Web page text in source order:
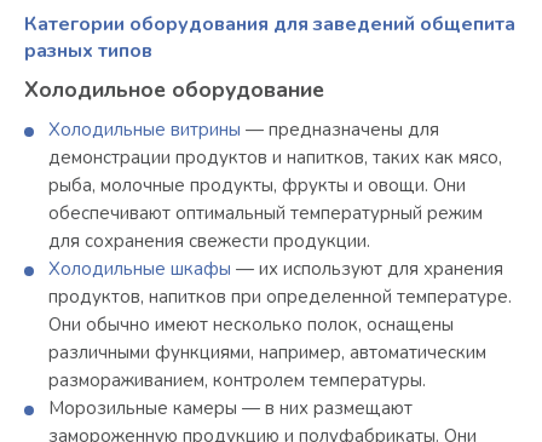
Категории оборудования для заведений общепита
разных типов
Холодильное оборудование
Холодильные витрины — предназначены для
демонстрации продуктов и напитков, таких как мясо,
рыба, молочные продукты, фрукты и овощи. Они
обеспечивают оптимальный температурный режим
для сохранения свежести продукции.
Холодильные шкафы — их используют для хранения
продуктов, напитков при определенной температуре.
Они обычно имеют несколько полок, оснащены
различными функциями, например, автоматическим
размораживанием, контролем температуры.
Морозильные камеры — в них размещают
замороженную продукцию и полуфабрикаты. Они